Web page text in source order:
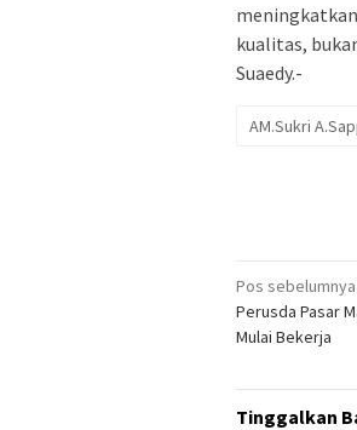
kualitas,
Suaedy.-
AM.Sukri
Navigasi
pos
Pos sebelumnya
Perusda Pasar
Mulai Bekerja
Tinggalkan